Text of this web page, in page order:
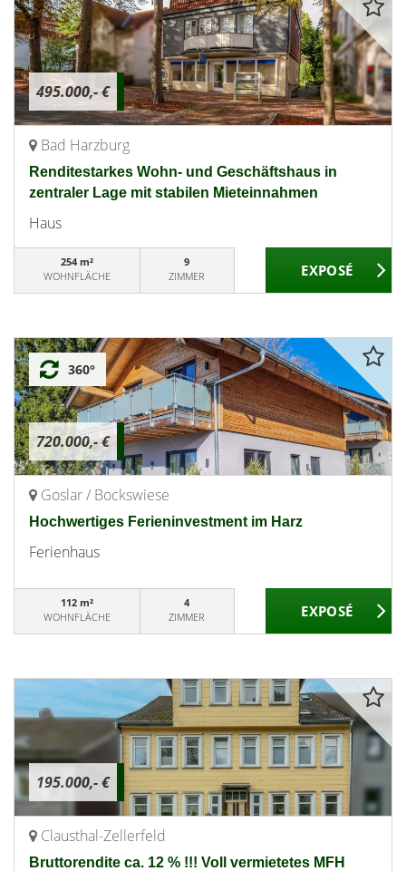
495.000,- €
Bad Harzburg
Renditestarkes Wohn- und Geschäftshaus in
zentraler Lage mit stabilen Mieteinnahmen
Haus
254 m²
WOHNFLÄCHE
9
ZIMMER
720.000,- €
360°
Goslar / Bockswiese
Hochwertiges Ferieninvestment im Harz
Ferienhaus
112 m²
WOHNFLÄCHE
4
ZIMMER
195.000,- €
Clausthal-Zellerfeld
Bruttorendite ca. 12 % !!! Voll vermietetes MFH